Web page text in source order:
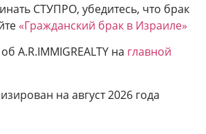
СТУПРО, убедитесь, что брак
«Гражданский брак в Израиле»
A.R.IMMIGREALTY на главной
на август 2026 года